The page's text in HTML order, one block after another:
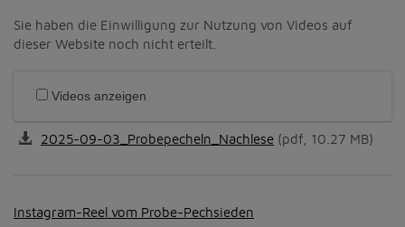
Sie haben die Einwilligung zur Nutzung von Videos auf
dieser Website noch nicht erteilt.
Videos anzeigen
2025-09-03_Probepecheln_Nachlese (pdf, 10.27 MB)
Instagram-Reel vom Probe-Pechsieden